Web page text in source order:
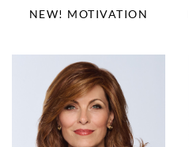
NEW! MOTIVATION